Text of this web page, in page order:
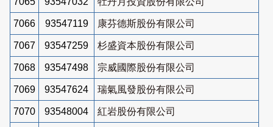
7066 93547119 康芬德斯股份有限公司
7067 93547259 杉盛資本股份有限公司
7068 93547498 宗威國際股份有限公司
7069 93547624 瑞氣風發股份有限公司
7070 93548004 紅岩股份有限公司